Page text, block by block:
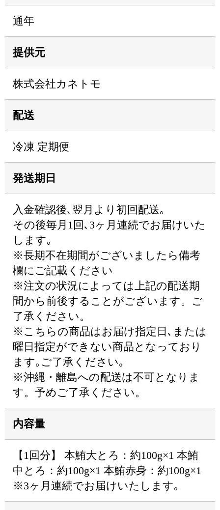
通年
提供元
株式会社カネトモ
配送
冷凍 定期便
発送期日
入金確認後､翌月より初回配送｡
その後毎月1回､3ヶ月連続でお届けいた
します｡
※長期不在期間がございましたら備考
欄にご記載ください
※注文の状況によっては上記の配送期
間から前後することがございます。ご
了承ください。
※こちらの商品はお届け指定日､または
曜日指定ができない商品となっており
ます｡ご了承ください｡
※沖縄・離島への配送は不可となりま
す。予めご了承ください。
内容量
【1回分】 本鮪大とろ：約100g×1 本鮪
中とろ：約100g×1 本鮪赤身：約100g×1
※3ヶ月連続でお届けいたします｡